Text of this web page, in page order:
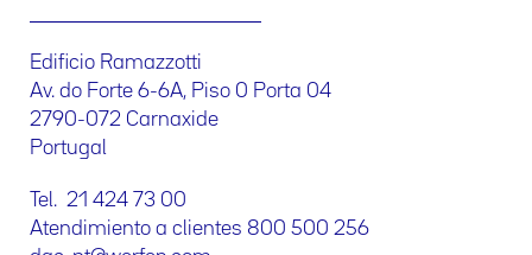
Edificio Ramazzotti
Av. do Forte 6-6A, Piso 0 Porta 04
2790-072 Carnaxide
Portugal
Tel. 21 424 73 00
Atendimiento a clientes 800 500 256